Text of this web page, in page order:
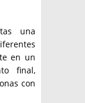
una
en un
final,
con